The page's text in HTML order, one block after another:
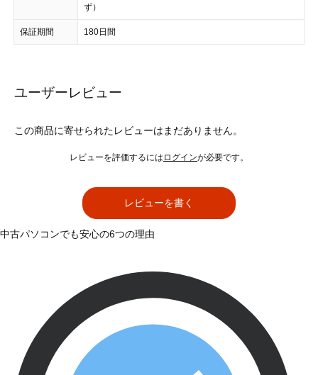
ず）
保証期間 180日間
ユーザーレビュー
この商品に寄せられたレビューはまだありません。
レビューを評価するには ログインが必要です。
レビューを書く
中古パソコンでも安心の6つの理由